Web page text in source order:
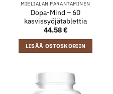
MIELIALAN PARANTAMINEN
Dopa-Mind – 60
kasvissyöjätablettia
44.58€
LISÄÄ OSTOSKORIIN